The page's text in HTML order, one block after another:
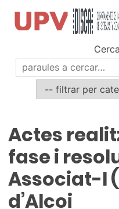
contingut
Noticies
Actes
fase i
Associat-I
d’Alcoi